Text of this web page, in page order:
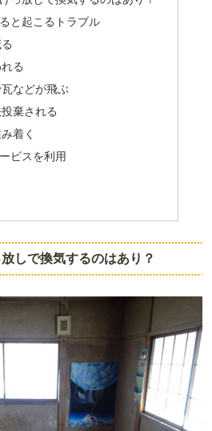
と起こるトラブル
る
などが飛ぶ
棄される
着く
ビスを利用
しで換気するのはあり？